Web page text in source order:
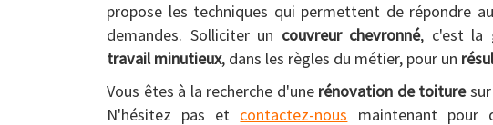
propose les techniques qui permettent de répondre
demandes. Solliciter un couvreur chevronné, c'est la
travail minutieux, dans les règles du métier, pour un
Vous êtes à la recherche d'une rénovation de toituresur
N'hésitez pas et contactez-nous maintenant pour